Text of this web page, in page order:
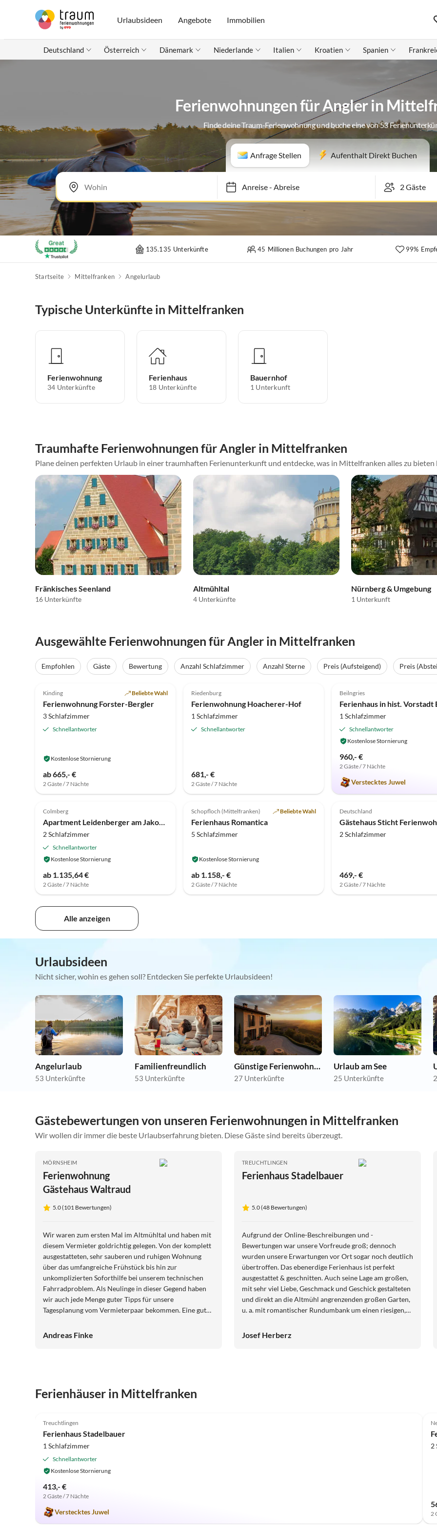
Urlaubsideen Angebote Immobilien
Deutschland Österreich Dänemark Niederlande Italien Kroatien Spanien
Ferienwohnungen für Angler in
Finde deine Traum-Ferienwohnung und buche eine von 53
Anfrage Stellen Aufenthalt Direkt Buchen
Anreise-Abreise
135.135 Unterkünfte 45 Millionen Buchungen pro Jahr 99%
Startseite Mittelfranken Angelurlaub
Typische Unterkünfte in Mittelfranken
Ferienwohnung
34 Unterkünfte
Ferienhaus
18 Unterkünfte
Bauernhof
1 Unterkunft
Traumhafte Ferienwohnungen für Angler in Mittelfranken
Plane deinen perfekten Urlaub in einer traumhaften Ferienunterkunft und entdecke, was in Mittelfranken alles zu bieten
Fränkisches Seenland
16 Unterkünfte
Altmühltal
4 Unterkünfte
Nürnberg & Umgebung
1 Unterkunft
Ausgewählte Ferienwohnungen für Angler in Mittelfranken
Empfohlen Gäste Bewertung Anzahl Schlafzimmer Anzahl Sterne Preis (Aufsteigend) Preis
Top-Inserat
Kinding Beliebte Wahl
Ferienwohnung Forster-Bergler
3 Schlafzimmer
Schnellantworter
Kostenlose Stornierung
ab 665,- €
2 Gäste / 7 Nächte
Super-Gastgeber
Top-Inserat
Riedenburg
Ferienwohnung Hoacherer-Hof
1 Schlafzimmer
Schnellantworter
681,- €
2 Gäste / 7 Nächte
Beilngries
1 Schlafzimmer
Schnellantworter
Kostenlose Stornierung
960,- €
2 Gäste / 7 Nächte
Verstecktes Juwel
Colmberg
Apartment Leidenberger am Jakobsweg
2 Schlafzimmer
Schnellantworter
Kostenlose Stornierung
ab 1.135,64 €
2 Gäste / 7 Nächte
Schopfloch (Mittelfranken) Beliebte Wahl
Ferienhaus Romantica
5 Schlafzimmer
Kostenlose Stornierung
ab 1.158,- €
2 Gäste / 7 Nächte
Deutschland
Gästehaus Sticht
2 Schlafzimmer
469,- €
2 Gäste / 7 Nächte
Alle anzeigen
Urlaubsideen
Nicht sicher, wohin es gehen soll? Entdecken Sie perfekte Urlaubsideen!
Angelurlaub
53 Unterkünfte
Familienfreundlich
53 Unterkünfte
Günstige Ferienwohnungen
27 Unterkünfte
Urlaub am See
25 Unterkünfte
Gästebewertungen von unseren Ferienwohnungen in Mittelfranken
Wir wollen dir immer die beste Urlaubserfahrung bieten. Diese Gäste sind bereits überzeugt.
MÖRNSHEIM
Ferienwohnung
Gästehaus Waltraud
5.0 (101 Bewertungen)
Wir waren zum ersten Mal im Altmühltal und haben mit
diesem Vermieter goldrichtig gelegen. Von der komplett
ausgestatteten, sehr sauberen und ruhigen Wohnung
über das umfangreiche Frühstück bis hin zur
unkomplizierten Soforthilfe bei unserem technischen
Fahrradproblem. Als Neulinge in dieser Gegend haben
wir auch jede Menge guter Tipps für unsere
Tagesplanung vom Vermieterpaar bekommen. Eine gute
wollen, ist fußläufig erreichbar. Vielen lieben Dank
Andreas Finke
TREUCHTLINGEN
Ferienhaus Stadelbauer
5.0 (48 Bewertungen)
Aufgrund der Online-Beschreibungen und -
Bewertungen war unsere Vorfreude groß; dennoch
wurden unsere Erwartungen vor Ort sogar noch deutlich
übertroffen. Das ebenerdige Ferienhaus ist perfekt
ausgestattet & geschnitten. Auch seine Lage am großen,
mit sehr viel Liebe, Geschmack und Geschick gestalteten
und direkt an die Altmühl angrenzenden großen Garten,
u. a. mit romantischer Rundumbank um einen riesigen,
Frau und Herrn Stadelbauer als sehr sympathische,
Josef Herberz
Ferienhäuser in Mittelfranken
Treuchtlingen
Ferienhaus Stadelbauer
1 Schlafzimmer
Schnellantworter
Kostenlose Stornierung
413,- €
2 Gäste / 7 Nächte
Verstecktes Juwel
2
2